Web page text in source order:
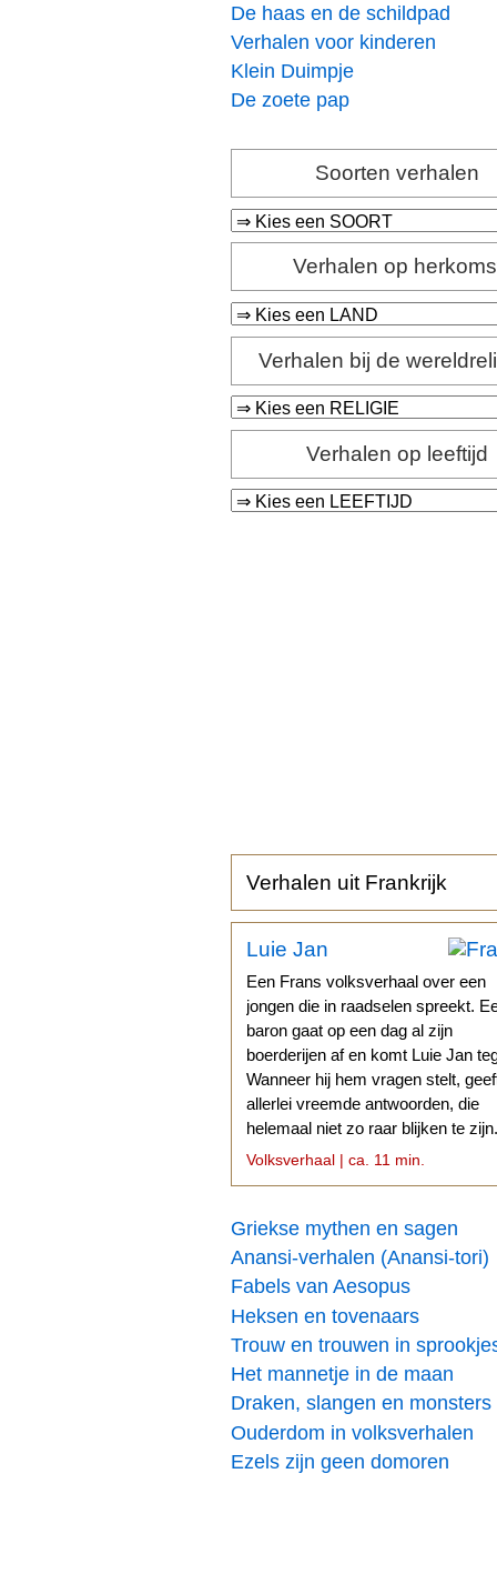
De haas en de schildpad
Verhalen voor kinderen
Klein Duimpje
De zoete pap
Soorten verhalen
Verhalen op
Verhalen bij de
Verhalen op leeftijd
Verhalen uit Frankrijk
Luie Jan
Een Frans volksverhaal over een
jongen die in raadselen spreekt.
baron gaat op een dag al zijn
boerderijen af en komt Luie Jan
Wanneer hij hem vragen stelt,
allerlei vreemde antwoorden, die
helemaal niet zo raar blijken te zijn.
Volksverhaal | ca. 11 min.
Griekse mythen en sagen
Anansi-verhalen (Anansi-tori)
Fabels van Aesopus
Heksen en tovenaars
Trouw en trouwen in
Het mannetje in de maan
Draken, slangen en monsters
Ouderdom in volksverhalen
Ezels zijn geen domoren